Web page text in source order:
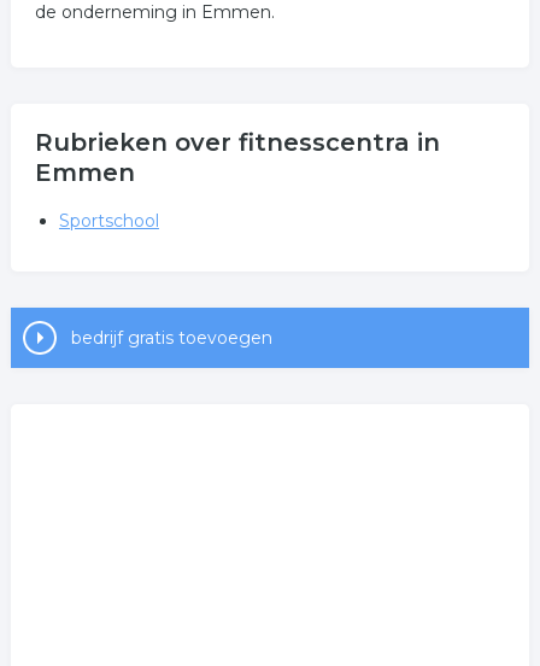
de onderneming in Emmen.
Rubrieken over fitnesscentra in
Emmen
Sportschool
bedrijf gratis toevoegen